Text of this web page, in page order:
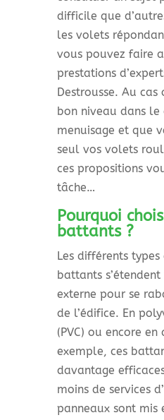
difficile que
les volets
vous pouvez faire
prestations
Destrousse. Au
bon niveau dans le
menuisage et que
seul vos volets
ces propositions
tâche…
Pourquoi
battants ?
Les différents
battants
externe pour se
de l’édifice. En
(PVC) ou encore
exemple, ces
davantage
moins de services
panneaux sont mis